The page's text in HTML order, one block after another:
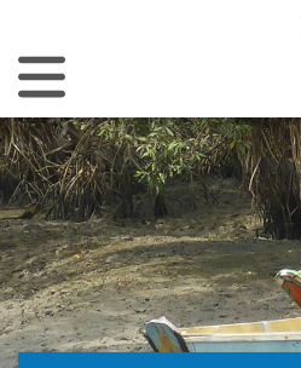
Navigation umschalten